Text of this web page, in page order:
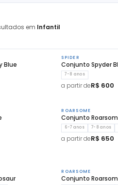
em Infantil
Blue
SPIDER
Conjunto Spyder
7-8 anos
a partir deR$ 600
ROARSOME
Conjunto
6-7 anos 7-8 anos
a partir deR$ 650
ROARSOME
Conjunto